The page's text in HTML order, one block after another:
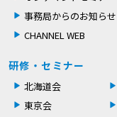
事務局からのお知らせ
CHANNEL WEB
研修・セミナー
北海道会
東京会